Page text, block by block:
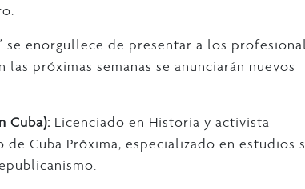
se enorgullece de presentar a los
próximas semanas se anunciarán nuevos
Cuba): Licenciado en Historia y activista
Cuba Próxima, especializado en estudios